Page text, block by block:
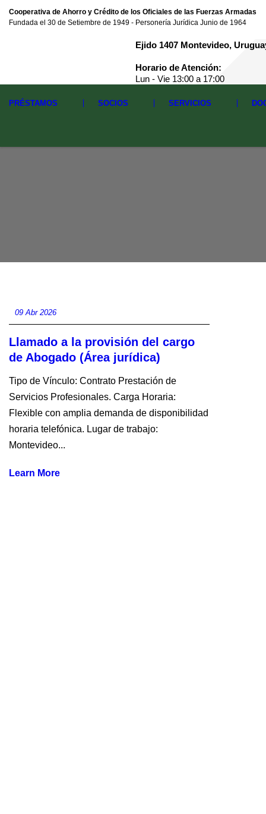
Cooperativa de Ahorro y Crédito de los Oficiales de las Fuerzas Armadas
Fundada el 30 de Setiembre de 1949 - Personería Jurídica Junio de 1964
Ejido 1407 Montevideo,
Horario de Atención:
Lun - Vie 13:00 a 17:00
PRÉSTAMOS SOCIOS SERVICIOS
09 Abr 2026
Llamado a la provisión del cargo
de Abogado (Área jurídica)
Tipo de Vínculo: Contrato Prestación de
Servicios Profesionales. Carga Horaria:
Flexible con amplia demanda de disponibilidad
horaria telefónica. Lugar de trabajo:
Montevideo...
Learn More